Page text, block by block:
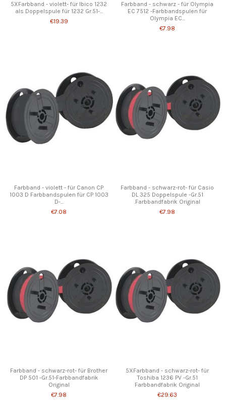
5XFarbband - violett- für Ibico 1232
als Doppelspule für 1232 Gr.51-...
€19.39
Farbband - schwarz - für Olympia
EC 7512 -Farbbandspulen für
Olympia EC...
€7.98
Farbband - violett - für Canon CP
1003 D Farbbandspulen für CP 1003
D-...
€7.08
Farbband - schwarz-rot- für Casio
DL 325 Doppelspule -Gr.51
.Farbbandfabrik Original
€7.98
Farbband - schwarz-rot- für Brother
DP 501 -Gr.51-Farbbandfabrik
Original
€7.98
5XFarbband - schwarz-rot- für
Toshiba 1236 PV -Gr.51
Farbbandfabrik Original
€29.63